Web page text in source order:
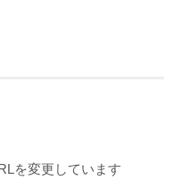
を変更しています